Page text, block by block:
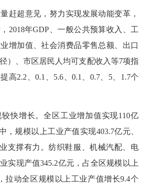
超意见，努力实现发展动能变革，
2018年GDP、一般公共预算收入、工
增加值、社会消费品零售总额、出口
）、市区居民人均可支配收入等7项指
高2.2、0.1、5.6、0.1、0.7、5、1.7个
增长。全区工业增加值实现110亿
，规模以上工业产值实现403.7亿元、
支撑有力。纺织鞋服、机械汽配、电
实现产值345.2亿元，占全区规模以上
拉动全区规模以上工业产值增长9.4个